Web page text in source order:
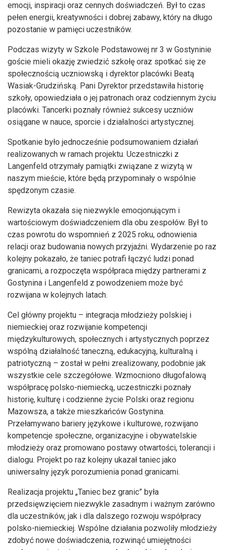
emocji, inspiracji oraz cennych doświadczeń. Był to czas
pełen energii, kreatywności i dobrej zabawy, który na długo
pozostanie w pamięci uczestników.
Podczas wizyty w Szkole Podstawowej nr 3 w Gostyninie
goście mieli okazję zwiedzić szkołę oraz spotkać się ze
społecznością uczniowską i dyrektor placówki Beatą
Wasiak-Grudzińską. Pani Dyrektor przedstawiła historię
szkoły, opowiedziała o jej patronach oraz codziennym życiu
placówki. Tancerki poznały również sukcesy uczniów
osiągane w nauce, sporcie i działalności artystycznej.
Spotkanie było jednocześnie podsumowaniem działań
realizowanych w ramach projektu. Uczestniczki z
Langenfeld otrzymały pamiątki związane z wizytą w
naszym mieście, które będą przypominały o wspólnie
spędzonym czasie.
Rewizyta okazała się niezwykle emocjonującym i
wartościowym doświadczeniem dla obu zespołów. Był to
czas powrotu do wspomnień z 2025 roku, odnowienia
relacji oraz budowania nowych przyjaźni. Wydarzenie po raz
kolejny pokazało, że taniec potrafi łączyć ludzi ponad
granicami, a rozpoczęta współpraca między partnerami z
Gostynina i Langenfeld z powodzeniem może być
rozwijana w kolejnych latach.
Cel główny projektu – integracja młodzieży polskiej i
niemieckiej oraz rozwijanie kompetencji
międzykulturowych, społecznych i artystycznych poprzez
wspólną działalność taneczną, edukacyjną, kulturalną i
patriotyczną – został w pełni zrealizowany, podobnie jak
wszystkie cele szczegółowe. Wzmocniono długofalową
współpracę polsko-niemiecką, uczestniczki poznały
historię, kulturę i codzienne życie Polski oraz regionu
Mazowsza, a także mieszkańców Gostynina.
Przełamywano bariery językowe i kulturowe, rozwijano
kompetencje społeczne, organizacyjne i obywatelskie
młodzieży oraz promowano postawy otwartości, tolerancji i
dialogu. Projekt po raz kolejny ukazał taniec jako
uniwersalny język porozumienia ponad granicami.
Realizacja projektu „Taniec bez granic” była
przedsięwzięciem niezwykle zasadnym i ważnym zarówno
dla uczestników, jak i dla dalszego rozwoju współpracy
polsko-niemieckiej. Wspólne działania pozwoliły młodzieży
zdobyć nowe doświadczenia, rozwinąć umiejętności